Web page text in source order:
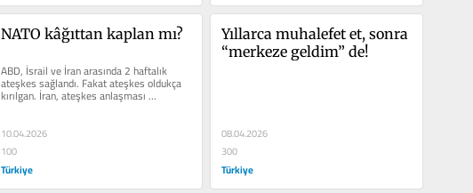
NATO kâğıttan kaplan mı?
ABD, İsrail ve İran arasında 2 haftalık
ateşkes sağlandı. Fakat ateşkes oldukça
kırılgan. İran, ateşkes anlaşması
kapsamında...
10.04.2026
100
Türkiye
Yıllarca muhalefet et, sonra
“merkeze geldim” de!
08.04.2026
300
Türkiye